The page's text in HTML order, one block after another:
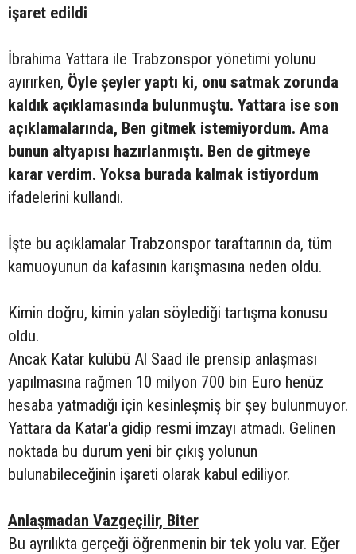
işaret edildi
İbrahima Yattara ile Trabzonspor yönetimi yolunu
ayırırken, Öyle şeyler yaptı ki, onu satmak zorunda
kaldık açıklamasında bulunmuştu. Yattara ise son
açıklamalarında, Ben gitmek istemiyordum. Ama
bunun altyapısı hazırlanmıştı. Ben de gitmeye
karar verdim. Yoksa burada kalmak istiyordum
ifadelerini kullandı.
İşte bu açıklamalar Trabzonspor taraftarının da, tüm
kamuoyunun da kafasının karışmasına neden oldu.
Kimin doğru, kimin yalan söylediği tartışma konusu
oldu.
Ancak Katar kulübü Al Saad ile prensip anlaşması
yapılmasına rağmen 10 milyon 700 bin Euro henüz
hesaba yatmadığı için kesinleşmiş bir şey bulunmuyor.
Yattara da Katar'a gidip resmi imzayı atmadı. Gelinen
noktada bu durum yeni bir çıkış yolunun
bulunabileceğinin işareti olarak kabul ediliyor.
Anlaşmadan Vazgeçilir, Biter
Bu ayrılıkta gerçeği öğrenmenin bir tek yolu var. Eğer